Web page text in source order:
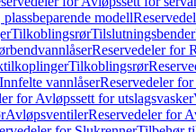
modell
TilkoblingsrørTilslutningsbender
Reservedeler for
Tilkoblingsrør
Innfelte vannlåserReservedeler
for Avløpssett for utslagsvasker
AvløpsventilerReservedeler for